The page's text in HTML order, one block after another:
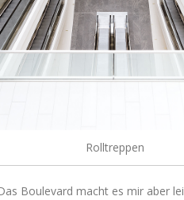
Rolltreppen
Boulevard macht es mir aber